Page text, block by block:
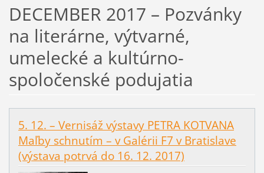
DECEMBER 2017 – Pozvánky
na literárne, výtvarné,
umelecké a kultúrno-
spoločenské podujatia
5. 12. – Vernisáž výstavy PETRA KOTVANA
Maľby schnutím – v Galérii F7 v Bratislave
(výstava potrvá do 16. 12. 2017)